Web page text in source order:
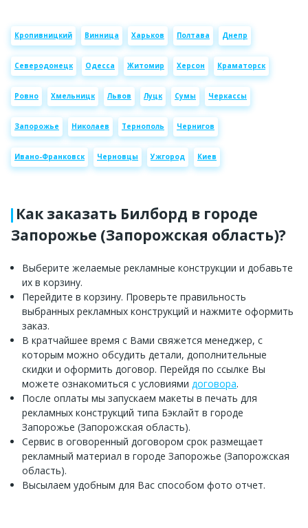
Кропивницкий Винница Харьков Полтава Днепр
Северодонецк Одесса Житомир Херсон Краматорск
Ровно Хмельницк Львов Луцк Сумы Черкассы
Запорожье Николаев Тернополь Чернигов
Ивано-Франковск Черновцы Ужгород Киев
Как заказать Билборд в городе
Запорожье (Запорожская область)?
Выберите желаемые рекламные конструкции и добавьте
их в корзину.
Перейдите в корзину. Проверьте правильность
выбранных рекламных конструкций и нажмите оформить
заказ.
В кратчайшее время с Вами свяжется менеджер, с
которым можно обсудить детали, дополнительные
скидки и оформить договор. Перейдя по ссылке Вы
можете ознакомиться с условиями договора.
После оплаты мы запускаем макеты в печать для
рекламных конструкций типа Бэклайт в городе
Запорожье (Запорожская область).
Сервис в оговоренный договором срок размещает
рекламный материал в городе Запорожье (Запорожская
область).
Высылаем удобным для Вас способом фото отчет.